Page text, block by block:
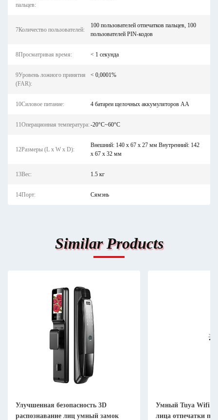
пальцев:
7Количество пользователей:
100 пользователей отпечатков пальцев, 100
пользователей PIN-кодов
8Просматривая время: < 1 секунда
9Уровень ложного принятия
(FAR):
< 0,0001%
10Силовое питание: 4 батареи щелочных аккумуляторов AA
11Операционная температура:-20°C~60°C
12Размеры (L x W x D):
Внешний: 140 x 67 x 27 мм Внутренний: 142
x 67 x 32 мм
13Вес: 1.5 кг
14Порт: Сямэнь
Similar Products
Улучшенная безопасность 3D
распознавание лиц умный замок
Умный Tuya Wifi
лица отпечатки